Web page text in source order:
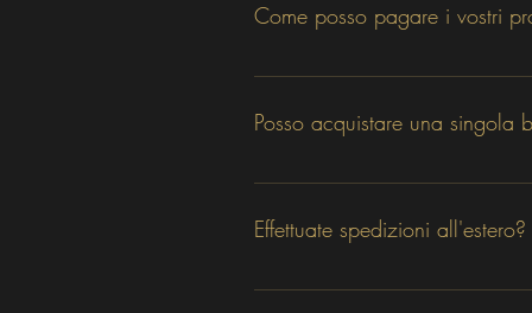
Come posso pagare i vostri
Accettiamo pagamenti con PayPal
Posso acquistare una singola
Certamente! Consigliamo
Effettuate spedizioni all'estero?
Si! Il nostro servizio E-Commerce è